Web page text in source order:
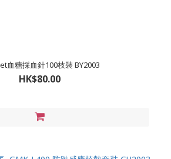
血糖採血針100枝裝 BY2003
HK$80.00